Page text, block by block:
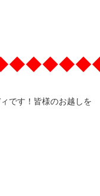
です！皆様のお越しを